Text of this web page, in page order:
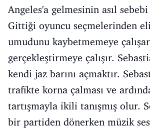
Angeles'a gelmesinin asıl
Gittiği oyuncu seçmelerinden
umudunu kaybetmemeye
gerçekleştirmeye çalışır.
kendi jaz barını açmaktır.
trafikte korna çalması ve
tartışmayla ikili tanışmış olur.
bir partiden dönerken müzik